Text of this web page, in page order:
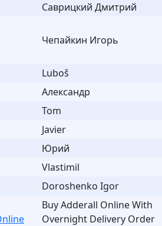
Саврицкий Дмитрий
Чепайкин Игорь
Luboš
Александр
Tom
Javier
Юрий
Vlastimil
Doroshenko Igor
Buy Adderall Online With
Overnight Delivery Order